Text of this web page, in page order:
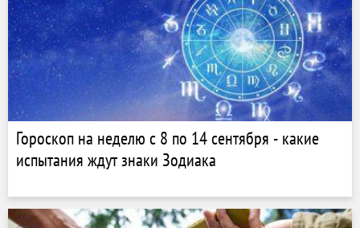
Гороскоп на неделю с 8 по 14 сентября - какие
испытания ждут знаки Зодиака